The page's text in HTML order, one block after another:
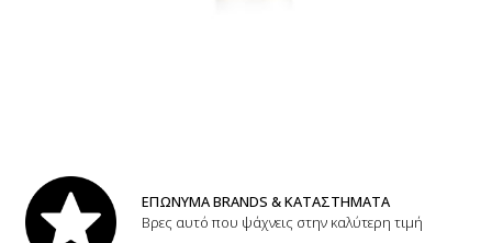
ΕΠΩΝΥΜΑ BRANDS & ΚΑΤΑΣΤΗΜΑΤΑ
Βρες αυτό που ψάχνεις στην καλύτερη τιμή